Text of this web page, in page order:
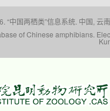
“中国两栖类”信息系统. 中国,
of Chinese amphibians.